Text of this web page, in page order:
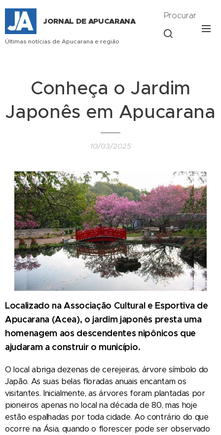
JORNAL DE APUCARANA
Últimas notícias de Apucarana e região
Procurar
Conheça o Jardim
Japonês em Apucarana
10/03/2025
Localizado na Associação Cultural e Esportiva de
Apucarana (Acea), o jardim japonês presta uma
homenagem aos descendentes nipônicos que
ajudaram a construir o município.
O local abriga dezenas de cerejeiras, árvore símbolo do
Japão. As suas belas floradas anuais encantam os
visitantes. Inicialmente, as árvores foram plantadas por
pioneiros apenas no local na década de 80, mas hoje
estão espalhadas por toda cidade. Ao contrário do que
ocorre na Ásia, quando o florescer pode ser observado